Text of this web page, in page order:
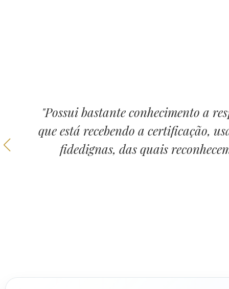
"Possui bastante conhecimento a
que está recebendo a certificação,
fidedignas, das quais